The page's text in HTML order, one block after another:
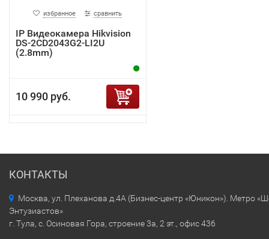
избранное сравнить
IP Видеокамера Hikvision
DS-2CD2043G2-LI2U
(2.8mm)
10 990 руб.
КОНТАКТЫ
Москва, ул. Плеханова д.4А (Бизнес-центр «Юникон»). Метро
Энтузиастов»
г. Тула, с. Осиновая Гора, строение 3а, 2 эт., офис 436